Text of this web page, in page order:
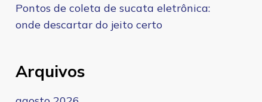
Pontos de coleta de sucata eletrônica:
onde descartar do jeito certo
Arquivos